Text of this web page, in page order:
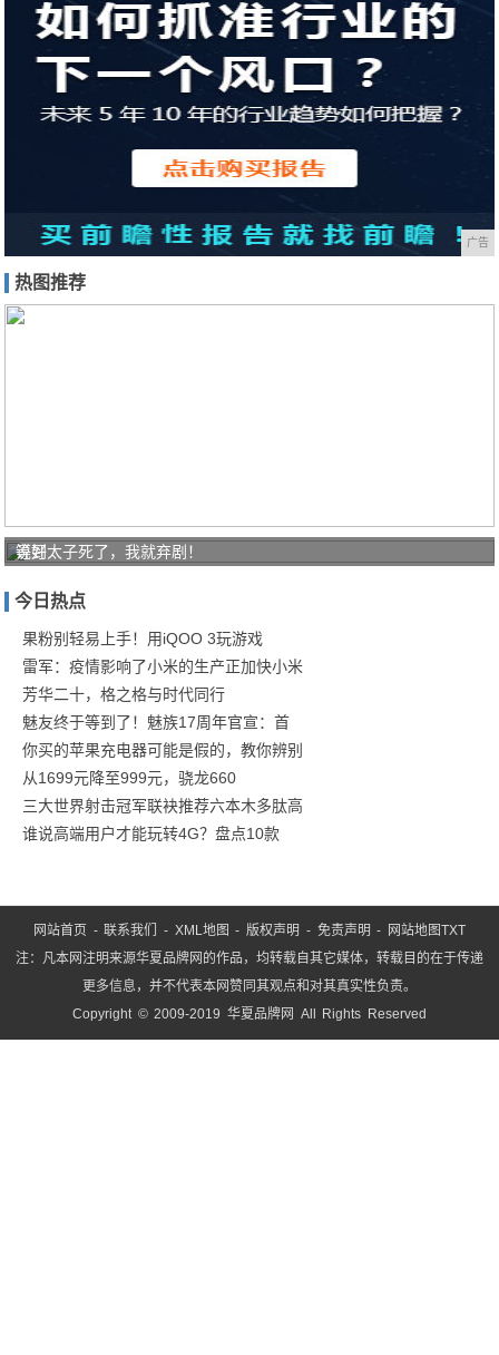
广告
热图推荐
说好
干精
英玛
丽
苏，
结
等到太子死了，我就弃剧！
今日热点
果粉别轻易上手！用iQOO 3玩游戏
雷军：疫情影响了小米的生产正加快小米
芳华二十，格之格与时代同行
魅友终于等到了！魅族17周年官宣：首
你买的苹果充电器可能是假的，教你辨别
从1699元降至999元，骁龙660
三大世界射击冠军联袂推荐六本木多肽高
谁说高端用户才能玩转4G？盘点10款
网站首页 -联系我们 - XML地图 -版权声明 - 免责声明 - 网站地图TXT
注：凡本网注明来源华夏品牌网的作品，均转载自其它媒体，转载目的在于传递
更多信息，并不代表本网赞同其观点和对其真实性负责。
Copyright © 2009-2019 华夏品牌网 All Rights Reserved